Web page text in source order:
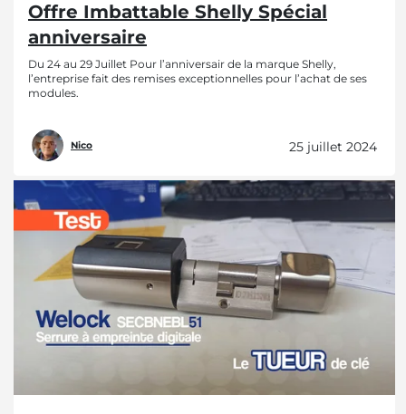
Offre Imbattable Shelly Spécial
anniversaire
Du 24 au 29 Juillet Pour l’anniversair de la marque Shelly,
l’entreprise fait des remises exceptionnelles pour l’achat de ses
modules.
Nico 25 juillet 2024